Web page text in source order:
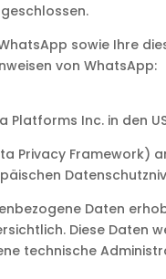
sowie Ihre
von WhatsApp:
Inc. in den
Privacy Framework)
Daten
Diese Daten
technische